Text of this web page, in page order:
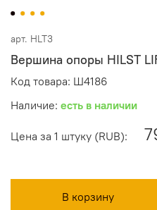
арт. HLT3
Вершина опоры HILST
Код товара: Ш4186
Наличие: есть в наличии
Цена за 1 штуку (RUB):
В корзину